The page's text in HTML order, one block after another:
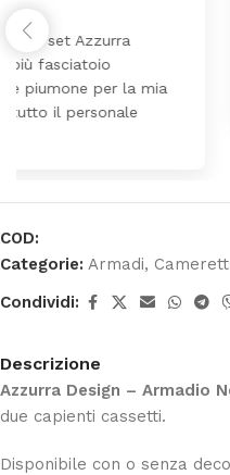
Tutti perfetto!
arrivato ben
Prezzo ottimi
COD:
Categorie: Armadi,
Condividi:
Descrizione
Azzurra Design – Armadio
due capienti cassetti.
Disponibile con o senza